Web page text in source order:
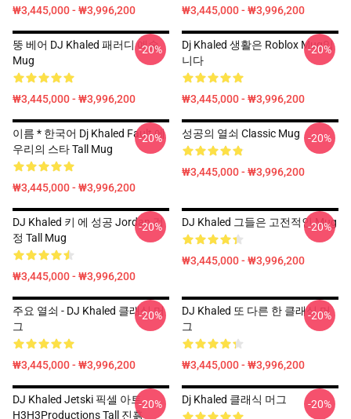
₩3,445,000 - ₩3,996,200 ₩3,445,000 - ₩3,996,200
뚱 베어 DJ Khaled 패러디 예술
Mug
₩3,445,000 - ₩3,996,200
-20%
Dj Khaled 생활은 Roblox Mug입
니다
₩3,445,000 - ₩3,996,200
-20%
이름 * 한국어 Dj Khaled Fault 에
우리의 스타 Tall Mug
₩3,445,000 - ₩3,996,200
-20% 성공의 열쇠 Classic Mug
₩3,445,000 - ₩3,996,200
-20%
DJ Khaled 키 에 성공 Jordan 검
정 Tall Mug
₩3,445,000 - ₩3,996,200
-20% DJ Khaled 그들은 고전적인 Mug
₩3,445,000 - ₩3,996,200
-20%
주요 열쇠 - DJ Khaled 클래식 머
그
₩3,445,000 - ₩3,996,200
-20%
DJ Khaled 또 다른 한 클래식 머
그
₩3,445,000 - ₩3,996,200
-20%
DJ Khaled Jetski 픽셀 아트
H3H3Productions Tall 진흙
-20% Dj Khaled 클래식 머그 -20%